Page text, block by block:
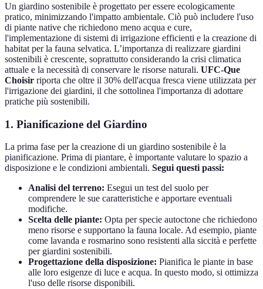
Un giardino sostenibile è progettato per essere ecologicamente
pratico, minimizzando l'impatto ambientale. Ciò può includere l'uso
di piante native che richiedono meno acqua e cure,
l'implementazione di sistemi di irrigazione efficienti e la creazione di
habitat per la fauna selvatica. L’importanza di realizzare giardini
sostenibili è crescente, soprattutto considerando la crisi climatica
attuale e la necessità di conservare le risorse naturali. UFC-Que
Choisir riporta che oltre il 30% dell'acqua fresca viene utilizzata per
l'irrigazione dei giardini, il che sottolinea l'importanza di adottare
pratiche più sostenibili.
1. Pianificazione del Giardino
La prima fase per la creazione di un giardino sostenibile è la
pianificazione. Prima di piantare, è importante valutare lo spazio a
disposizione e le condizioni ambientali. Segui questi passi:
Analisi del terreno: Esegui un test del suolo per
comprendere le sue caratteristiche e apportare eventuali
modifiche.
Scelta delle piante: Opta per specie autoctone che richiedono
meno risorse e supportano la fauna locale. Ad esempio, piante
come lavanda e rosmarino sono resistenti alla siccità e perfette
per giardini sostenibili.
Progettazione della disposizione: Pianifica le piante in base
alle loro esigenze di luce e acqua. In questo modo, si ottimizza
l'uso delle risorse disponibili.